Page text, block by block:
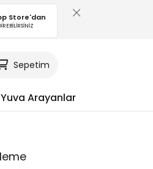
Store'dan
Sepetim
Yuva Arayanlar